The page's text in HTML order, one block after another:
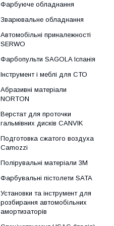
Фарбуюче обладнання
Зварювальне обладнання
Автомобільні приналежності
SERWO
Фарбопульти SAGOLA Іспанія
Інструмент і меблі для СТО
Абразивні матеріали
NORTON
Верстат для проточки
гальмівних дисків CANVIK
Подготовка сжатого воздуха
Camozzi
Полірувальні матеріали 3М
Фарбувальні пістолети SATA
Установки та інструмент для
розбирання автомобільних
амортизаторів